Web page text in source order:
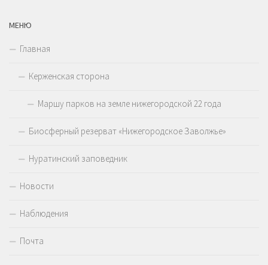
МЕНЮ
Главная
Керженская сторона
Маршу парков на земле нижегородской 22 года
Биосферный резерват «Нижегородское Заволжье»
Нуратинский заповедник
Новости
Наблюдения
Почта